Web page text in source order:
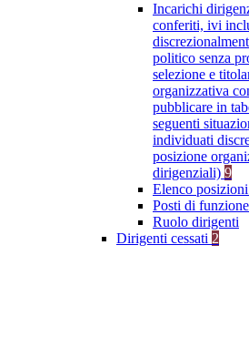
Incarichi
conferiti, ivi
politico senza
selezione e
organizzativa
pubblicare in
seguenti
individuati
posizione
dirigenziali) 9
Elenco
Posti di
Ruolo dirigenti
Dirigenti cessati 2